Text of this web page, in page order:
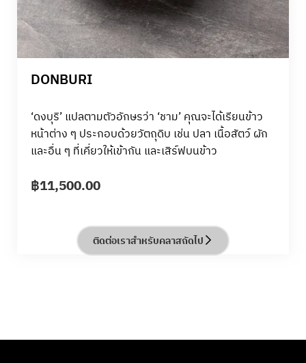
DONBURI
‘ดงบุริ’ แปลตามตัวอักษรว่า ‘ชาม’ คุณจะได้เรียนข้าว
หน้าต่าง ๆ ประกอบด้วยวัตถุดิบ เช่น ปลา เนื้อสัตว์ ผัก
และอื่น ๆ ที่เคี่ยวให้เข้ากัน และเสิร์ฟบนข้าว
฿11,500.00
ติดต่อเราสำหรับคลาสถัดไป